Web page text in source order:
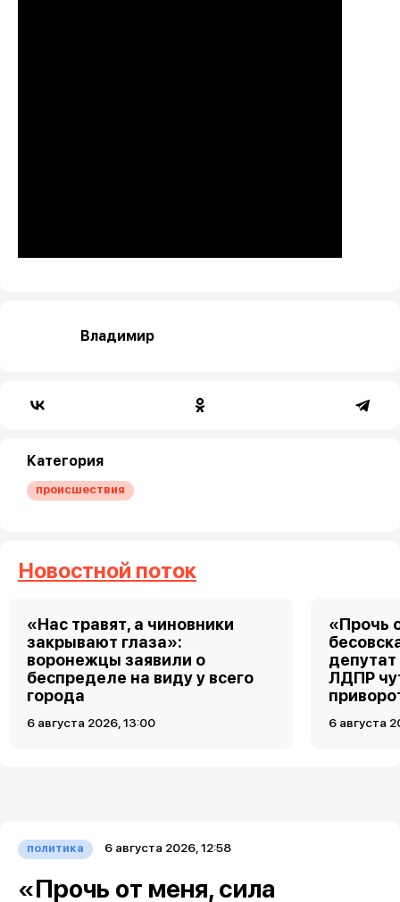
Владимир
Категория
происшествия
Новостной поток
«Нас травят, а чиновники
закрывают глаза»:
воронежцы заявили о
беспределе на виду у всего
города
6 августа 2026, 13:00
«Прочь
ЛДПР
6 августа
политика 6 августа 2026, 12:58
«Прочь от меня, сила